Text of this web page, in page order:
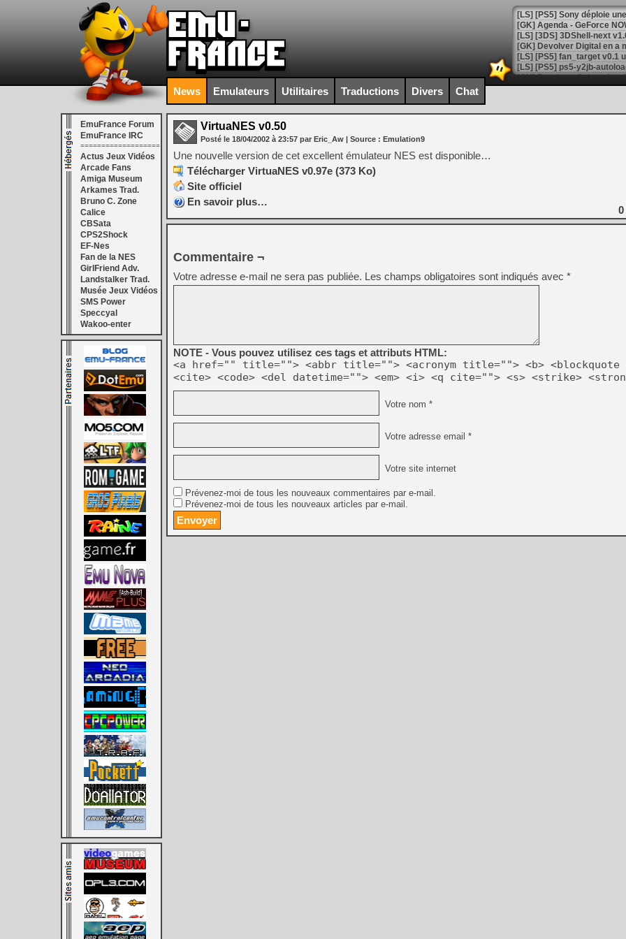
[GK] Agenda - GeForce
[GK] Devolver Digital en a
[LS] [PS5] ps5-y2jb-
[GK] Pourquoi Marvel
[GK] Test : Restory : Chill
[GK] GTA 6 : Rockstar
[GK] Hot Wheels Infinite
[GK] Mémoire cash -
[GK] Résultats Nintendo :
[GK] Déjà des
[Mo5] Brickboy cherche à
[GK] Minecraft et ses «
[GK] Beast of
[GK] Ubisoft : fin de partie
[GK] Mémoire cash -
[GK] Dan Houser (GTA)
[GK] Comment EA Sports
[GK] Crimson Moon : un
[GK] Isle of Reveries : le
[GK] Moonlighter 2 : The
[GK] Capcom relance
[Mo5] Deux inédits du
[GK] Le beat'em up The
[GK] Endless Legend 2 :
[LS] [PS5] Le WebKit
[GK] Oubliez Crazy Taxi,
[LS] [Switch] NSZ 5.0.0
[GK] No More Room in
News Emulateurs Utilitaires Traductions Divers Chat
EmuFrance Forum
EmuFrance IRC
===================
Actus Jeux Vidéos
Arcade Fans
Amiga Museum
Arkames Trad.
Bruno C. Zone
Calice
CBSata
CPS2Shock
EF-Nes
Fan de la NES
GirlFriend Adv.
Landstalker Trad.
Musée Jeux Vidéos
SMS Power
Speccyal
Wakoo-enter
VirtuaNES v0.50
Posté le 18/04/2002 à 23:57 par Eric_Aw | Source : Emulation9
Une nouvelle version de cet excellent émulateur NES est disponible…
Télécharger VirtuaNES v0.97e (373 Ko)
Site officiel
En savoir plus…
0
Commentaire ¬
Votre adresse e-mail ne sera pas publiée. Les champs obligatoires sont indiqués avec *
NOTE - Vous pouvez utilisez ces tags et attributs HTML:
<a href="" title=""> <abbr title=""> <acronym title=""> <b> <blockquote
<cite> <code> <del datetime=""> <em> <i> <q cite=""> <s> <strike>
Votre nom *
Votre adresse email *
Votre site internet
Prévenez-moi de tous les nouveaux commentaires par e-mail.
Prévenez-moi de tous les nouveaux articles par e-mail.